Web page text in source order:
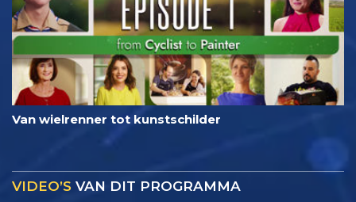
Van wielrenner tot kunstschilder
VIDEO’S VAN DIT PROGRAMMA